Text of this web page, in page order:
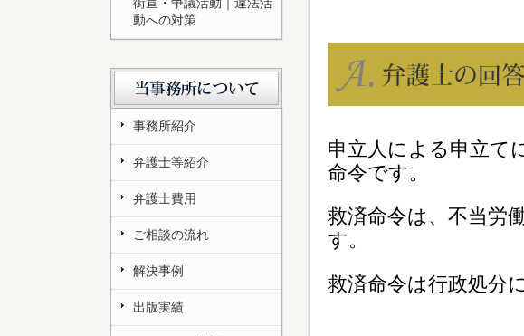
申立人による申立て
命令です。
救済命令は、不当労
す。
救済命令は行政処分
街宣・争議活動｜違法活
動への対策
事務所紹介
弁護士等紹介
弁護士費用
ご相談の流れ
解決事例
出版実績